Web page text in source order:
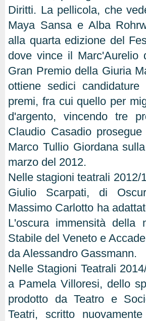
Diritti. La pellicola, che
Maya Sansa e Alba
alla quarta edizione del
dove vince il
Gran Premio della Giuria
ottiene sedici
premi, fra cui quello per
d'argento, vincendo tre
Claudio Casadio
Marco Tullio Giordana
marzo del 2012.
Nelle stagioni teatrali
Giulio Scarpati, di
Massimo Carlotto ha
L'oscura immensità della
Stabile del Veneto e
da Alessandro Gassmann.
Nelle Stagioni Teatrali
a Pamela Villoresi, dello
prodotto da Teatro e
Teatri, scritto